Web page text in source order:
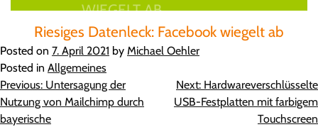
WIEGELT AB
Riesiges Datenleck: Facebook wiegelt ab
Posted on 7. April 2021 by Michael Oehler
Posted in Allgemeines
Beitragsnavigation
Previous: Untersagung der
Nutzung von Mailchimp durch
bayerische
Next: Hardwareverschlüsselte
USB-Festplatten mit farbigem
Touchscreen